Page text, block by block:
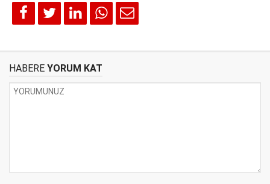
HABERE YORUM KAT